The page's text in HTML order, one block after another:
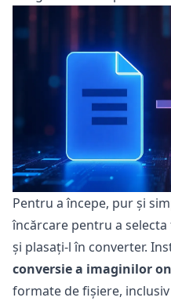
Pentru a începe, pur și
încărcare pentru a
și plasați-l în converter.
conversie a imaginilor
formate de fișiere, inclusiv